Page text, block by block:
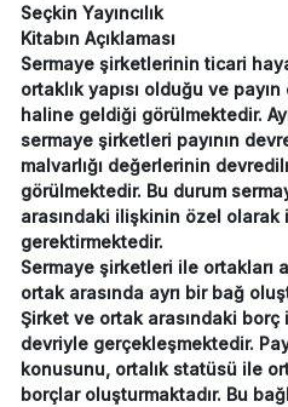
Seçkin Yayıncılık
Kitabın Açıklaması
Sermaye şirketlerinin ticari
ortaklık yapısı olduğu ve
haline geldiği görülmektedir.
sermaye şirketleri payının
malvarlığı değerlerinin
görülmektedir. Bu durum
arasındaki ilişkinin özel olarak
gerektirmektedir.
Sermaye şirketleri ile ortakları
ortak arasında ayrı bir bağ
Şirket ve ortak arasındaki borç
devriyle gerçekleşmektedir.
konusunu, ortalık statüsü ile
borçlar oluşturmaktadır. Bu